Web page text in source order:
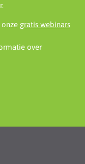
gratis webinars
over